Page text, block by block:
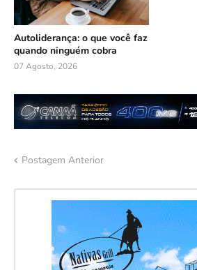
Autoliderança: o que você faz
quando ninguém cobra
07 Agosto, 2026
Postagem Anterior